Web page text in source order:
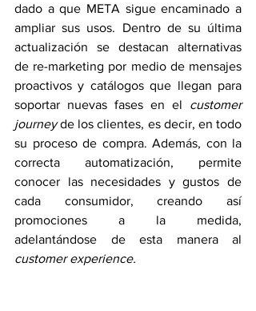
dado a que META sigue encaminado a
ampliar sus usos. Dentro de su última
actualización se destacan alternativas
de re-marketing por medio de mensajes
proactivos y catálogos que llegan para
soportar nuevas fases en el customer
journey de los clientes, es decir, en todo
su proceso de compra. Además, con la
correcta automatización, permite
conocer las necesidades y gustos de
cada consumidor, creando así
promociones a la medida,
customer experience.